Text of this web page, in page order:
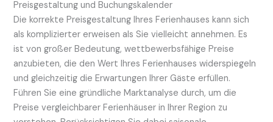
Preisgestaltung und Buchungskalender
Die korrekte Preisgestaltung Ihres Ferienhauses kann sich
als komplizierter erweisen als Sie vielleicht annehmen. Es
ist von großer Bedeutung, wettbewerbsfähige Preise
anzubieten, die den Wert Ihres Ferienhauses widerspiegeln
und gleichzeitig die Erwartungen Ihrer Gäste erfüllen.
Führen Sie eine gründliche Marktanalyse durch, um die
Preise vergleichbarer Ferienhäuser in Ihrer Region zu